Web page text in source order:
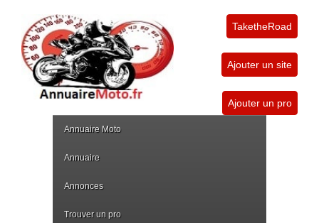
TaketheRoad
Ajouter un site
Ajouter un pro
Annuaire Moto
Annuaire
Annonces
Trouver un pro